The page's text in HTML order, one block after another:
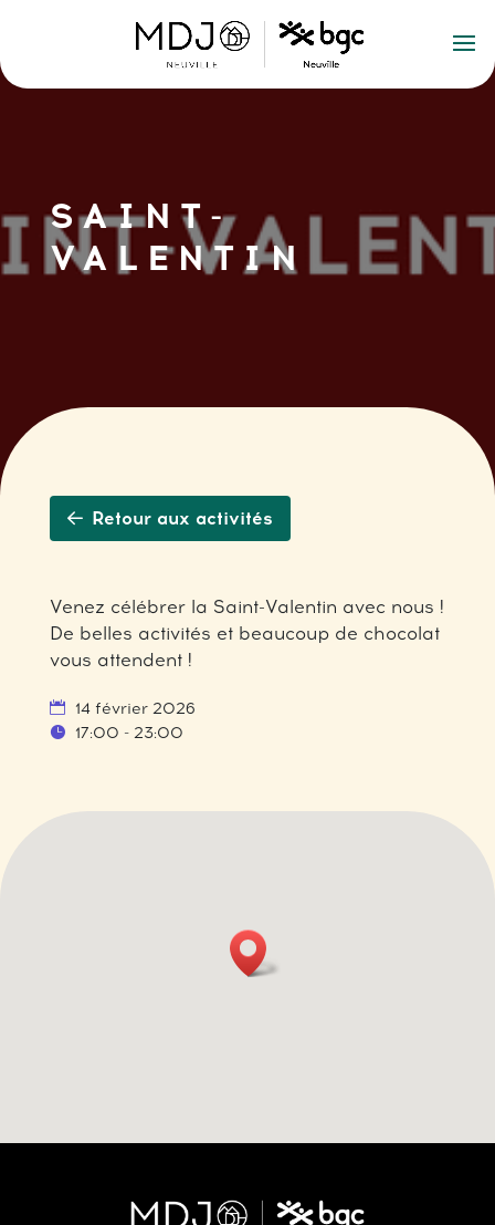
SAINT-
VALENTIN
Retour aux activités
Venez célébrer la Saint-Valentin avec nous !
De belles activités et beaucoup de chocolat
vous attendent !
14 février 2026
17:00 - 23:00